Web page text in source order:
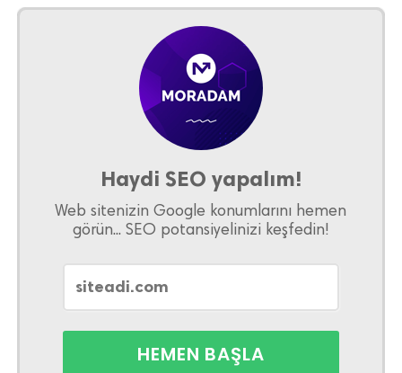
Haydi SEO yapalım!
Web sitenizin Google konumlarını hemen
görün... SEO potansiyelinizi keşfedin!